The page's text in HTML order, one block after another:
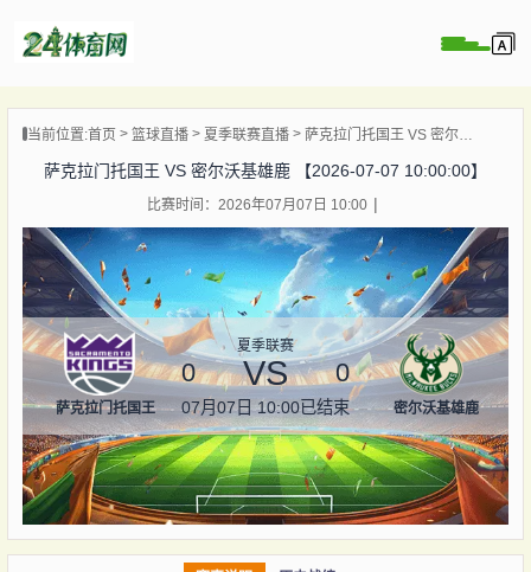
播
播
播
当前位置:首页 篮球直播 夏季联赛直播 萨克拉门托国王 VS 密尔沃基雄鹿 【2026-07-07 10:00:00】
萨克拉门托国王 VS 密尔沃基雄鹿 【2026-07-07 10:00:00】
比赛时间：2026年07月07日 10:00
萨克拉门托国王
夏季联赛
0 VS 0
07月07日 10:00已结束 密尔沃基雄鹿